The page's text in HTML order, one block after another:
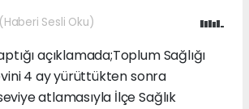
(Haberi Sesli Oku)
açıklamada;Toplum Sağlığı
4 ay yürüttükten sonra
atlamasıyla İlçe Sağlık